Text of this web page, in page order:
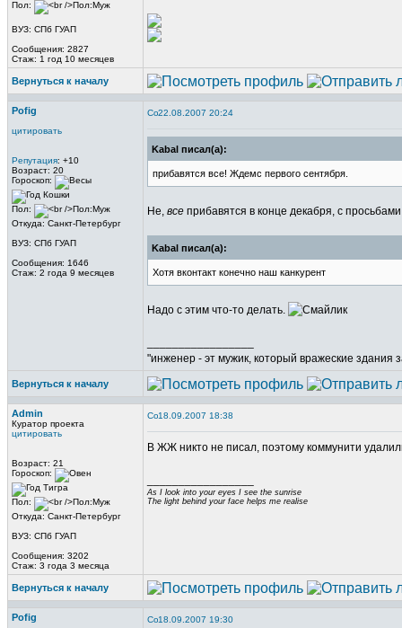
Пол:
ВУЗ: СПб ГУАП
Сообщения: 2827
Стаж: 1 год 10 месяцев
Вернуться к началу
Pofig
цитировать
Репутация: +10
Возраст: 20
Гороскоп:
Пол:
Откуда: Санкт-Петербург
ВУЗ: СПб ГУАП
Сообщения: 1646
Стаж: 2 года 9 месяцев
22.08.2007 20:24
Kabal писал(а):
прибавятся все! Ждемс первого сентября.
Не, все прибавятся в конце декабря, с
Kabal писал(а):
Хотя вконтакт конечно наш канкурент
Надо с этим что-то делать.
"инженер - эт мужик, который вражеские здания
Вернуться к началу
Admin
Куратор проекта
цитировать
Возраст: 21
Гороскоп:
Пол:
Откуда: Санкт-Петербург
ВУЗ: СПб ГУАП
Сообщения: 3202
Стаж: 3 года 3 месяца
18.09.2007 18:38
В ЖЖ никто не писал, поэтому коммунити
As I look into your eyes I see the sunrise
The light behind your face helps me realise
Вернуться к началу
Pofig 18.09.2007 19:30